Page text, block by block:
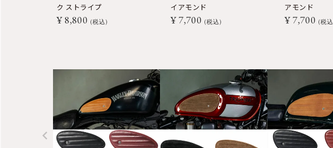
ク ストライプ
¥ 8,800 税込
イアモンド
¥7,700 税込
アモンド
¥7,700 税込